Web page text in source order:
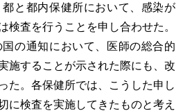
と都内保健所において、感染が
検査を行うことを申し合わせた。
の通知において、医師の総合的
施することが示された際にも、改
た。各保健所では、こうした申し
に検査を実施してきたものと考え